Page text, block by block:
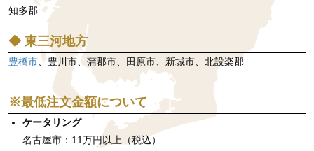
知多郡
◆ 東三河地方
豊橋市 、豊川市、蒲郡市、田原市、新城市、北設楽郡
※最低注文金額について
ケータリング
名古屋市：11万円以上（税込）